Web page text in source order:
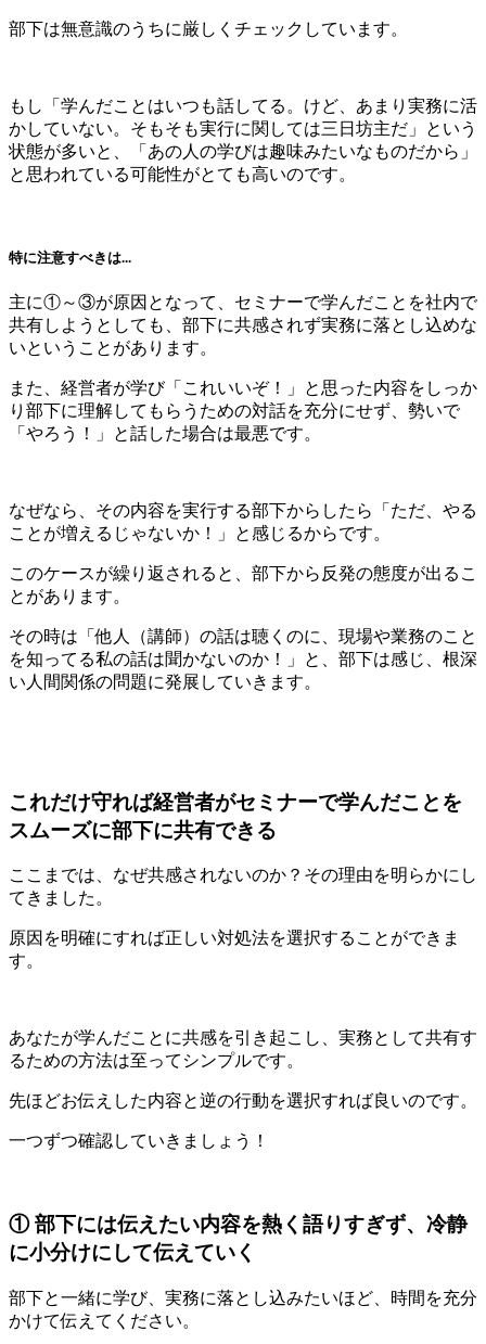
部下は無意識のうちに厳しくチェックしています。
もし「学んだことはいつも話してる。けど、あまり実務に活
かしていない。そもそも実行に関しては三日坊主だ」という
状態が多いと、「あの人の学びは趣味みたいなものだから」
と思われている可能性がとても高いのです。
特に注意すべきは...
主に①～③が原因となって、セミナーで学んだことを社内で
共有しようとしても、部下に共感されず実務に落とし込めな
いということがあります。
また、経営者が学び「これいいぞ！」と思った内容をしっか
り部下に理解してもらうための対話を充分にせず、勢いで
「やろう！」と話した場合は最悪です。
なぜなら、その内容を実行する部下からしたら「ただ、やる
ことが増えるじゃないか！」と感じるからです。
このケースが繰り返されると、部下から反発の態度が出るこ
とがあります。
その時は「他人（講師）の話は聴くのに、現場や業務のこと
を知ってる私の話は聞かないのか！」と、部下は感じ、根深
い人間関係の問題に発展していきます。
これだけ守れば経営者がセミナーで学んだことを
スムーズに部下に共有できる
ここまでは、なぜ共感されないのか？その理由を明らかにし
てきました。
原因を明確にすれば正しい対処法を選択することができま
す。
あなたが学んだことに共感を引き起こし、実務として共有す
るための方法は至ってシンプルです。
先ほどお伝えした内容と逆の行動を選択すれば良いのです。
一つずつ確認していきましょう！
① 部下には伝えたい内容を熱く語りすぎず、冷静
に小分けにして伝えていく
部下と一緒に学び、実務に落とし込みたいほど、時間を充分
かけて伝えてください。